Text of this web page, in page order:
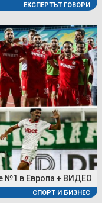
ЕКСПЕРТЪТ ГОВОРИ
№1 в Европа + ВИДЕО
СПОРТ И БИЗНЕС